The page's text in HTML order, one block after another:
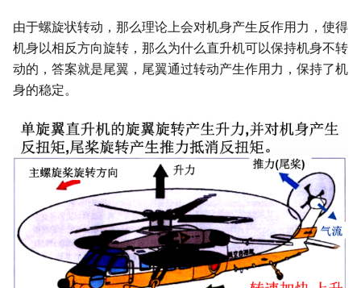
由于螺旋状转动，那么理论上会对机身产生反作用力，使得
机身以相反方向旋转，那么为什么直升机可以保持机身不转
动的，答案就是尾翼，尾翼通过转动产生作用力，保持了机
身的稳定。